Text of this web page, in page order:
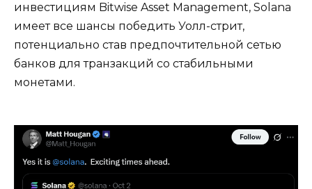
инвестициям Bitwise Asset Management, Solana
имеет все шансы победить Уолл-стрит,
потенциально став предпочтительной сетью
банков для транзакций со стабильными
монетами.